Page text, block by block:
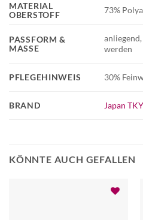
BRAND Japan TKY
MATERIAL
OBERSTOFF
73%
PASSFORM &
MASSE
werden
PFLEGEHINWEIS 30%
KÖNNTE AUCH GEFALLEN